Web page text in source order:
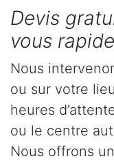
Devis
vous
Nous
ou sur votre
heures
ou le centre
Nous offrons